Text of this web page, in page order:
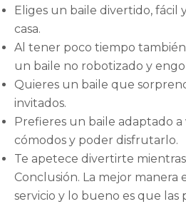
Eliges un baile divertido, fácil
casa.
Al tener poco tiempo
un baile no robotizado y
Quieres un baile que
invitados.
Prefieres un baile adaptado
cómodos y poder disfrutarlo.
Te apetece divertirte
Conclusión. La mejor manera
servicio y lo bueno es que las